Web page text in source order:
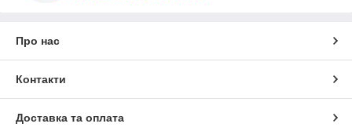
Про нас
Контакти
Доставка та оплата